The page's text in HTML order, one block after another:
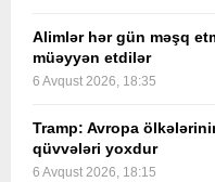
Alimlər hər gün məşq
müəyyən etdilər
6 Avqust 2026, 18:35
Tramp: Avropa
qüvvələri yoxdur
6 Avqust 2026, 18:15